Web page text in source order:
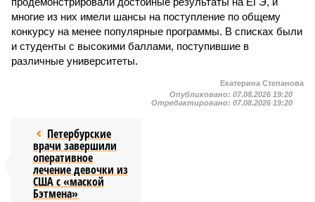
многие из них имели шансы на поступление по общему
конкурсу на менее популярные программы. В списках были
и студенты с высокими баллами, поступившие в
различные университеты.
Екатерина Степанова
Опубликовано: 07.08.2026 19:20
Отредактировано: 07.08.2026 19:20
Петербурские
врачи завершили
оперативное
лечение девочки из
США с «маской
Бэтмена»